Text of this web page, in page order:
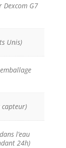
Dexcom G7
Unis)
capteur)
l’eau
24h)